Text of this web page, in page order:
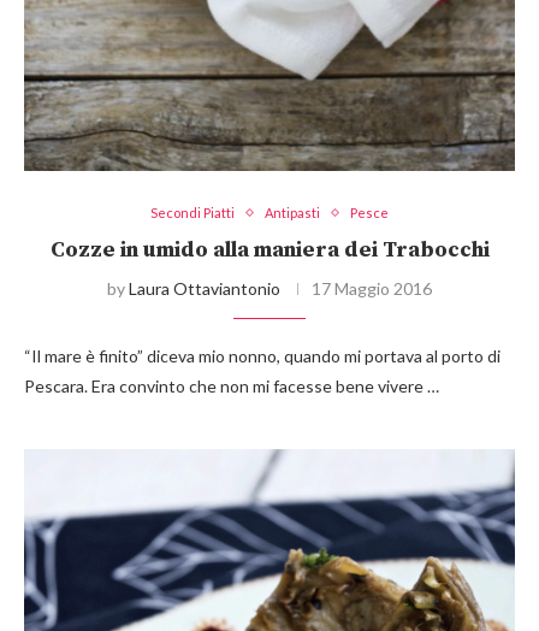
Secondi Piatti Antipasti Pesce
Cozze in umido alla maniera dei Trabocchi
byLaura Ottaviantonio 17 Maggio 2016
“Il mare è finito” diceva mio nonno, quando mi portava al porto di
Pescara. Era convinto che non mi facesse bene vivere …